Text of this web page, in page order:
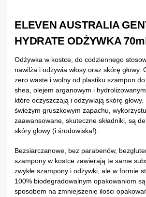
ELEVEN AUSTRALIA
HYDRATE ODŻYWKA 70ml
Odżywka w kostce, do codziennego
nawilża i odżywia włosy oraz skórę głowy.
zero waste i wolny od plastiku szampon do
shea, olejem arganowym i
które oczyszczają i odżywiają skórę głowy.
świeżym gruszkowym zapachu,
zaawansowane, skuteczne składniki, są
skóry głowy (i środowiska!).
Bezsiarczanowe, bez parabenów,
szampony w kostce zawierają te same
zwykłe szampony i odżywki, ale w formie
100% biodegradowalnym opakowaniom
sposobem na zmniejszenie ilości